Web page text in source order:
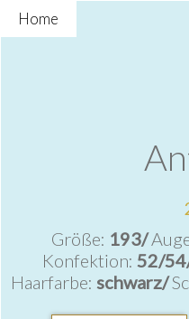
Home
Größe: 193/
Konfektion: 52/
Haarfarbe: schwarz/